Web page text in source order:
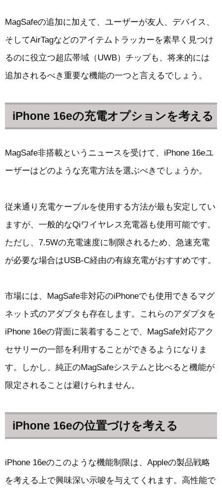
MagSafeの追加に加えて、ユーザーが友人、デバイス、
そしてAirTagなどのアイテムトラッカーを素早く見つけ
るのに役立つ超広帯域（UWB）チップも、将来的には
追加されるべき重要な機能の一つと言えるでしょう。
iPhone 16eの充電オプションを考える
MagSafe非搭載というニュースを受けて、iPhone 16eユ
ーザーはどのような充電方法を選ぶべきでしょうか。
従来通り充電ケーブルを使用する方法が最も安定してい
ますが、一般的なQiワイヤレス充電器も使用可能です。
ただし、7.5Wの充電速度に制限されるため、急速充電
が必要な場合はUSB-C経由の有線充電がおすすめです。
市場には、MagSafe非対応のiPhoneでも使用できるマグ
ネット式のアダプタも存在します。これらのアダプタを
iPhone 16eの背面に装着することで、MagSafe対応アク
セサリーの一部を利用することができるようになりま
す。しかし、純正のMagSafeシステムと比べると機能が
限定されることは避けられません。
iPhone 16eの位置づけを考える
iPhone 16eのこのような機能制限は、Appleの製品戦略
を考える上で興味深い示唆を与えてくれます。高性能で